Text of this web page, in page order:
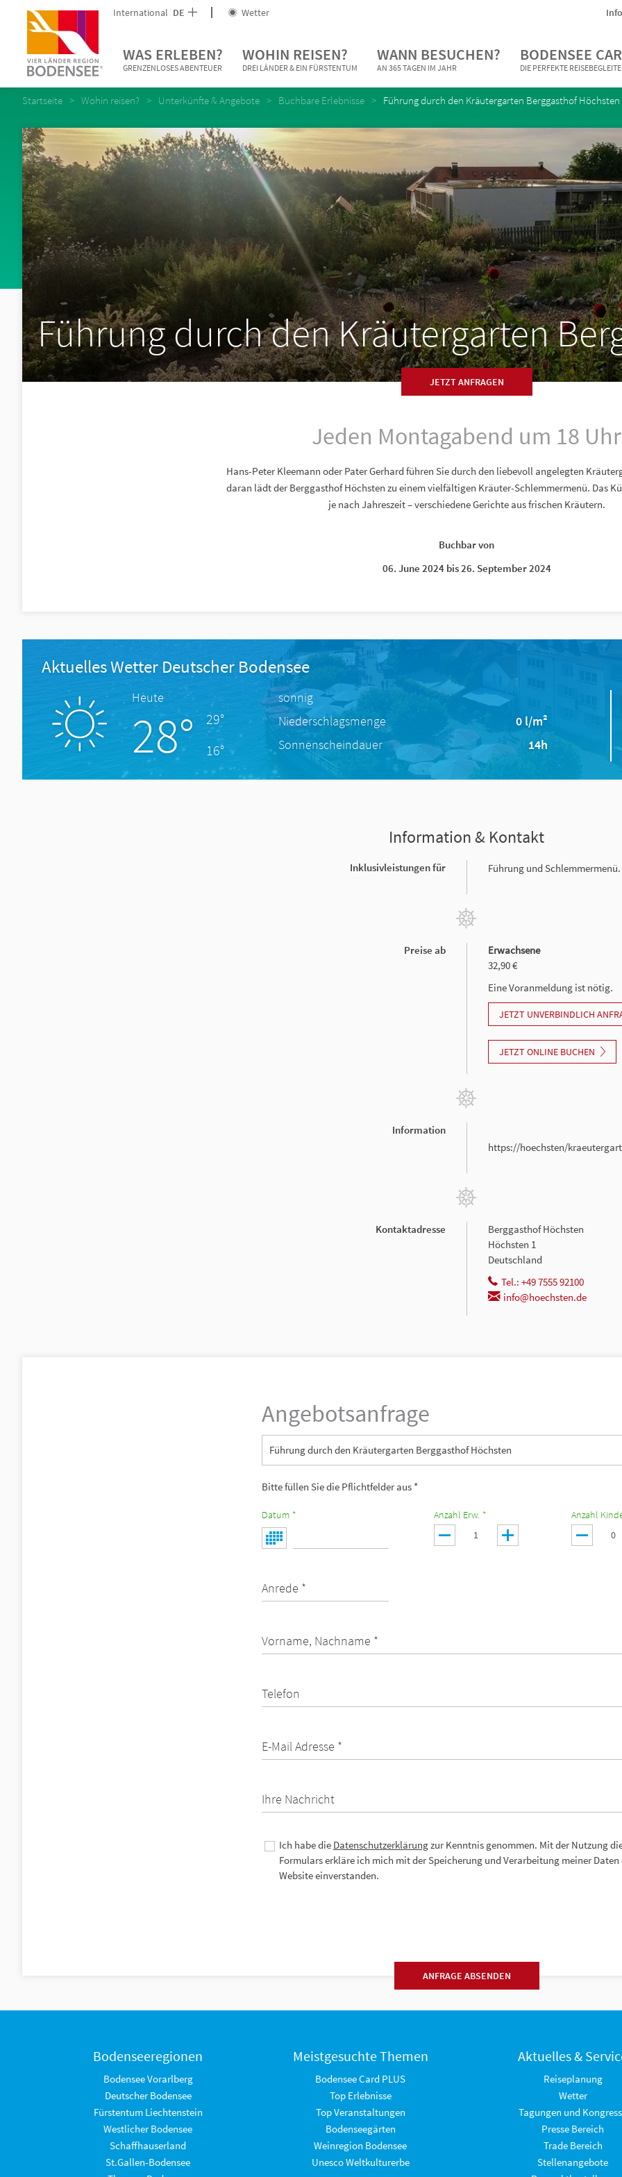
International DE Wetter
WAS ERLEBEN?
GRENZENLOSES ABENTEUER
WOHIN REISEN?
DREI LÄNDER & EIN FÜRSTENTUM
WANN BESUCHEN?
AN 365 TAGEN IM JAHR
BODENSEE
DIE PERFEKTE
Startseite Wohin reisen? Unterkünfte & Angebote Buchbare Erlebnisse Führung durch den Kräutergarten Berggasthof Höchsten
Führung durch den Kräutergarten
JETZT ANFRAGEN
Jeden Montagabend um 18 Uhr
Hans-Peter Kleemann oder Pater Gerhard führen Sie durch den liebevoll angelegten
daran lädt der Berggasthof Höchsten zu einem vielfältigen Kräuter-Schlemmermenü. Das
je nach Jahreszeit – verschiedene Gerichte aus frischen Kräutern.
Buchbar von
06. June 2024 bis 26. September 2024
Aktuelles Wetter Deutscher Bodensee
Heute
28°
29°
16°
sonnig
Niederschlagsmenge
0 l/m²
Sonnenscheindauer
14h
Information & Kontakt
Inklusivleistungen für Führung und Schlemmermenü.
Preise ab
Erwachsene
32,90 €
Eine Voranmeldung ist nötig.
JETZT UNVERBINDLICH
JETZT ONLINE BUCHEN
Information
https://hoechsten/
Kontaktadresse
Berggasthof Höchsten
Höchsten 1
Deutschland
Tel.: +49 7555 92100
info@hoechsten.de
Angebotsanfrage
Führung durch den Kräutergarten Berggasthof Höchsten
Bitte füllen Sie die Pflichtfelder aus *
Datum * Anzahl Erw. * Anzahl
Anrede *
Vorname, Nachname *
Telefon
E-Mail Adresse *
Ihre Nachricht
Ich habe die Datenschutzerklärung zur Kenntnis genommen. Mit der Nutzung
Formulars erkläre ich mich mit der Speicherung und Verarbeitung meiner Daten
Website einverstanden.
ANFRAGE ABSENDEN
Bodenseeregionen
Bodensee Vorarlberg
Deutscher Bodensee
Fürstentum Liechtenstein
Westlicher Bodensee
Schaffhauserland
St.Gallen-Bodensee
Meistgesuchte Themen
Bodensee Card PLUS
Top Erlebnisse
Top Veranstaltungen
Bodenseegärten
Weinregion Bodensee
Unesco Weltkulturerbe
Aktuelles &
Reiseplanung
Wetter
Tagungen und
Presse Bereich
Trade Bereich
Stellenangebote